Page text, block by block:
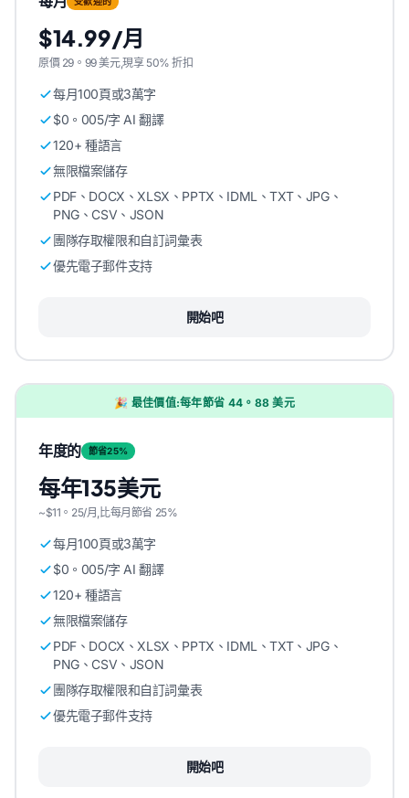
$14.99/月
原價 29。99 美元,現享 50% 折扣
每月100頁或3萬字
$0。005/字 AI 翻譯
120+ 種語言
無限檔案儲存
PDF、DOCX、XLSX、PPTX、IDML、TXT、JPG、
PNG、CSV、JSON
團隊存取權限和自訂詞彙表
優先電子郵件支持
開始吧
🎉 最佳價值:每年節省 44。88 美元
年度的 節省25%
每年135美元
~$11。25/月,比每月節省 25%
每月100頁或3萬字
$0。005/字 AI 翻譯
120+ 種語言
無限檔案儲存
PDF、DOCX、XLSX、PPTX、IDML、TXT、JPG、
PNG、CSV、JSON
團隊存取權限和自訂詞彙表
優先電子郵件支持
開始吧